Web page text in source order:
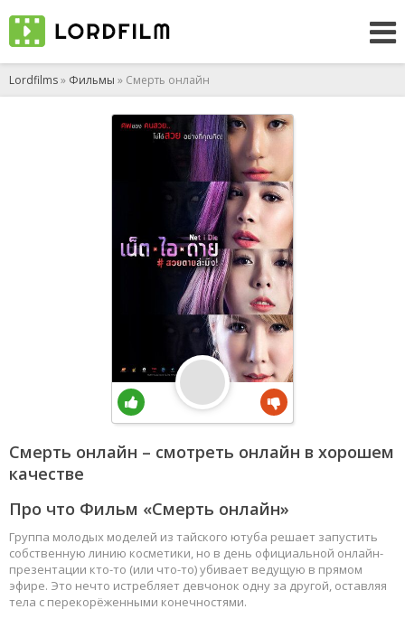
Lordfilms» Фильмы » Смерть онлайн
Смерть онлайн – смотреть онлайн в хорошем
качестве
Про что Фильм «Смерть онлайн»
Группа молодых моделей из тайского ютуба решает запустить
собственную линию косметики, но в день официальной онлайн-
презентации кто-то (или что-то) убивает ведущую в прямом
эфире. Это нечто истребляет девчонок одну за другой, оставляя
тела с перекорёженными конечностями.